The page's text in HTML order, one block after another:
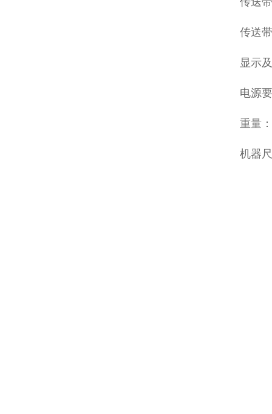
传送
显示
电源
重量
机器